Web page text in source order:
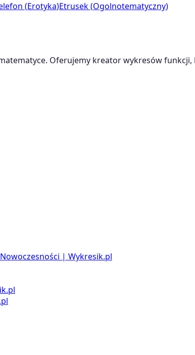
(Erotyka)Etrusek(Ogolnotematyczny)
Oferujemy kreator wykresów
Nowoczesności | Wykresik.pl